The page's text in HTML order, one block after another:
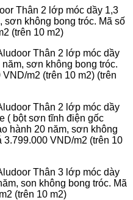
Thân 2 lớp móc dầy 1,3
sơn không bong tróc. Mã số
(trên 10 m2)
Thân 2 lớp móc dầy
sơn không bong tróc.
m2 (trên 10 m2) (trên
Thân 2 lớp móc dầy
( bột sơn tĩnh điện gốc
hành 20 năm, sơn không
3.799.000 VND/m2 (trên 10
Thân 3 lớp móc dày
son không bong tróc. Mã
(trên 10 m2)